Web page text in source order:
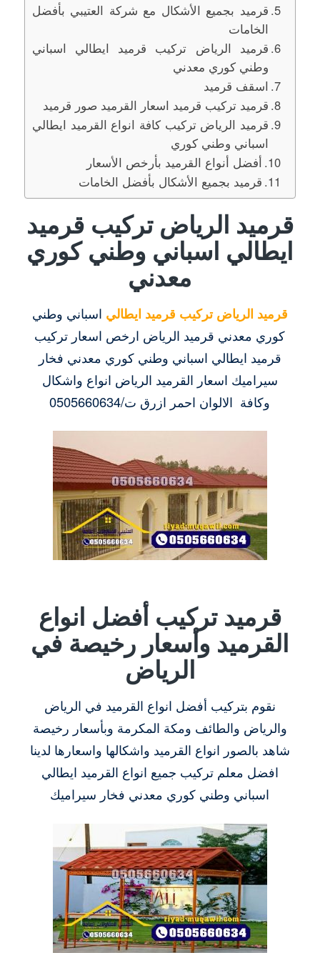
قرميد بجميع الأشكال مع شركة العتيبي بأفضل
الخامات
قرميد الرياض تركيب قرميد ايطالي اسباني
وطني كوري معدني
اسقف قرميد
قرميد تركيب قرميد اسعار القرميد صور قرميد
قرميد الرياض تركيب كافة انواع القرميد ايطالي
اسباني وطني كوري
أفضل أنواع القرميد بأرخص الأسعار
قرميد بجميع الأشكال بأفضل الخامات
قرميد الرياض تركيب قرميد
ايطالي اسباني وطني كوري
معدني
قرميد الرياض تركيب قرميد ايطالي اسباني وطني
كوري معدني قرميد الرياض ارخص اسعار تركيب
قرميد ايطالي اسباني وطني كوري معدني فخار
سيراميك اسعار القرميد الرياض انواع واشكال
وكافة الالوان احمر ازرق ت/0505660634
قرميد تركيب أفضل انواع
القرميد وأسعار رخيصة في
الرياض
نقوم بتركيب أفضل انواع القرميد في الرياض
والرياض والطائف ومكة المكرمة وبأسعار رخيصة
شاهد بالصور انواع القرميد واشكالها واسعارها لدينا
افضل معلم تركيب جميع انواع القرميد ايطالي
اسباني وطني كوري معدني فخار سيراميك